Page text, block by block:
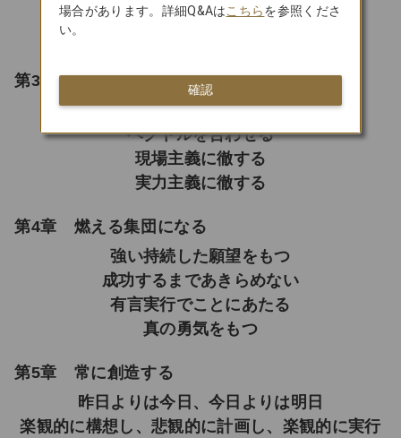
公明正大に利益を追求する
第3章 心をひとつにする
最高のバトンタッチ
ベクトルを合わせる
現場主義に徹する
実力主義に徹する
第4章 燃える集団になる
強い持続した願望をもつ
成功するまであきらめない
有言実行でことにあたる
真の勇気をもつ
第5章 常に創造する
昨日よりは今日、今日よりは明日
楽観的に構想し、悲観的に計画し、楽観的に実行
場合があります。詳細Q&Aはこちらを参照くださ
い。
確認